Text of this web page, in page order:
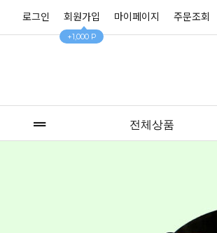
로그인 회원가입
+1,000 P
마이페이지 주문조회
전체상품